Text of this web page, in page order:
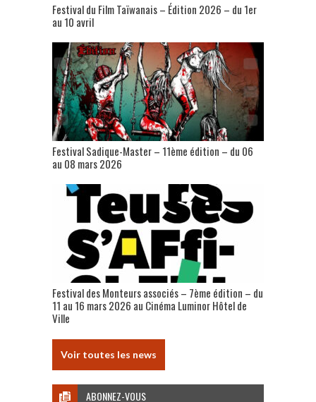
Festival du Film Taïwanais – Édition 2026 – du 1er
au 10 avril
Festival Sadique-Master – 11ème édition – du 06
au 08 mars 2026
Festival des Monteurs associés – 7ème édition – du
11 au 16 mars 2026 au Cinéma Luminor Hôtel de
Ville
Voir toutes les news
ABONNEZ-VOUS